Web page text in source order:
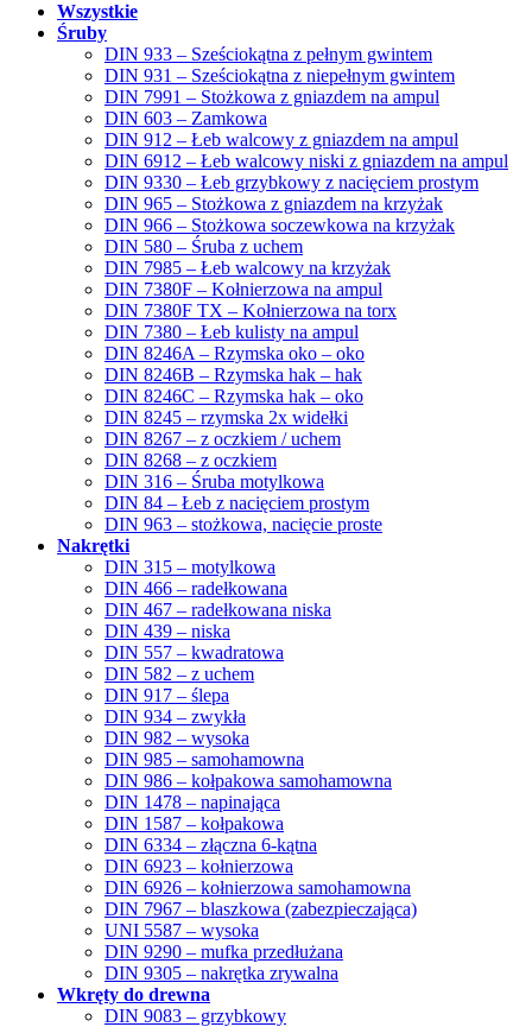
Wszystkie
Śruby
DIN 933 – Sześciokątna z pełnym gwintem
DIN 931 – Sześciokątna z niepełnym gwintem
DIN 7991 – Stożkowa z gniazdem na ampul
DIN 603 – Zamkowa
DIN 912 – Łeb walcowy z gniazdem na ampul
DIN 6912 – Łeb walcowy niski z gniazdem na ampul
DIN 9330 – Łeb grzybkowy z nacięciem prostym
DIN 965 – Stożkowa z gniazdem na krzyżak
DIN 966 – Stożkowa soczewkowa na krzyżak
DIN 580 – Śruba z uchem
DIN 7985 – Łeb walcowy na krzyżak
DIN 7380F – Kołnierzowa na ampul
DIN 7380F TX – Kołnierzowa na torx
DIN 7380 – Łeb kulisty na ampul
DIN 8246A – Rzymska oko – oko
DIN 8246B – Rzymska hak – hak
DIN 8246C – Rzymska hak – oko
DIN 8245 – rzymska 2x widełki
DIN 8267 – z oczkiem / uchem
DIN 8268 – z oczkiem
DIN 316 – Śruba motylkowa
DIN 84 – Łeb z nacięciem prostym
DIN 963 – stożkowa, nacięcie proste
Nakrętki
DIN 315 – motylkowa
DIN 466 – radełkowana
DIN 467 – radełkowana niska
DIN 439 – niska
DIN 557 – kwadratowa
DIN 582 – z uchem
DIN 917 – ślepa
DIN 934 – zwykła
DIN 982 – wysoka
DIN 985 – samohamowna
DIN 986 – kołpakowa samohamowna
DIN 1478 – napinająca
DIN 1587 – kołpakowa
DIN 6334 – złączna 6-kątna
DIN 6923 – kołnierzowa
DIN 6926 – kołnierzowa samohamowna
DIN 7967 – blaszkowa (zabezpieczająca)
UNI 5587 – wysoka
DIN 9290 – mufka przedłużana
DIN 9305 – nakrętka zrywalna
Wkręty do drewna
DIN 9083 – grzybkowy